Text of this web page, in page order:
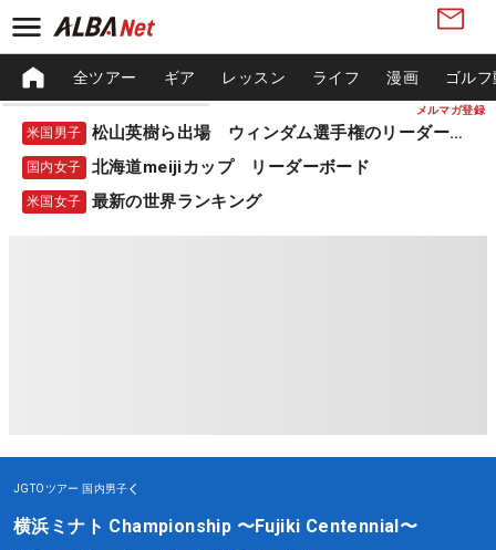
メルマガ登録
全ツアー ギア レッスン ライフ 漫画 ゴル
米国男子 松山英樹ら出場 ウィンダム選手権のリーダーボード
国内女子 北海道meijiカップ リーダーボード
米国女子 最新の世界ランキング
JGTOツアー 国内男子
横浜ミナト Championship 〜Fujiki Centennial〜